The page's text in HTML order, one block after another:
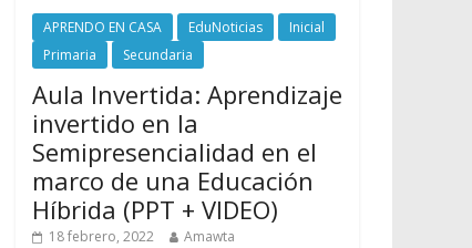
APRENDO EN CASA EduNoticias
Inicial
Primaria
Secundaria
Aula Invertida: Aprendizaje
invertido en la
Semipresencialidad en el
marco de una Educación
Híbrida (PPT + VIDEO)
18 febrero, 2022 Amawta